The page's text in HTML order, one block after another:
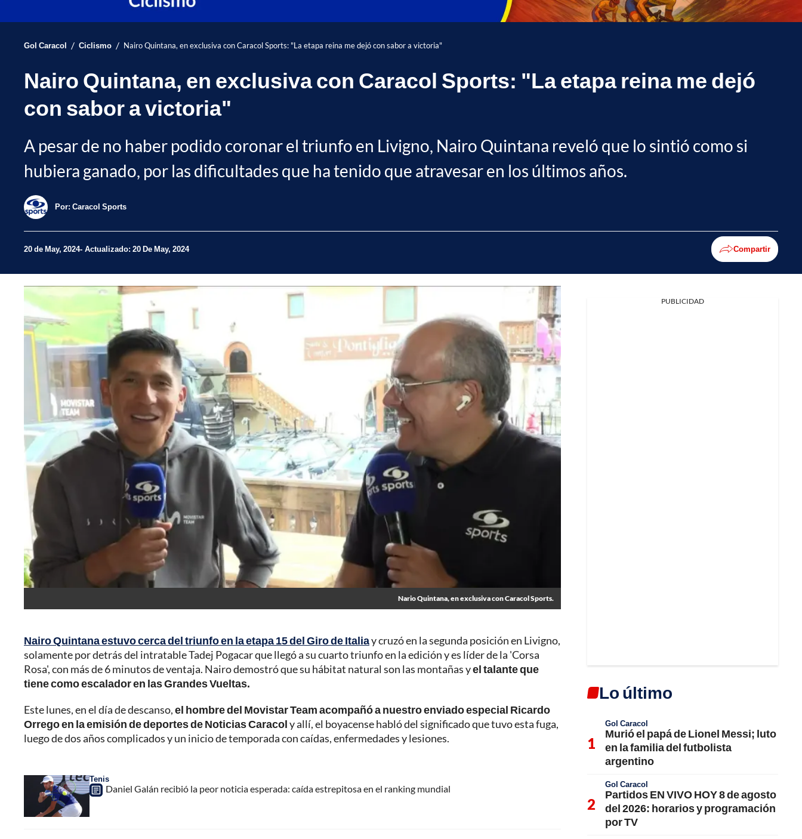
Gol Caracol / Ciclismo / Nairo Quintana, en exclusiva con Caracol Sports: "La etapa reina me dejó con sabor a victoria"
Nairo Quintana, en exclusiva con Caracol Sports: "La etapa reina me dejó
con sabor a victoria"
A pesar de no haber podido coronar el triunfo en Livigno, Nairo Quintana reveló que lo sintió como si
hubiera ganado, por las dificultades que ha tenido que atravesar en los últimos años.
Por: Caracol Sports
20 de May, 2024 Actualizado: 20 De May, 2024 Compartir
Nario Quintana, en exclusiva con Caracol Sports.
Nairo Quintana estuvo cerca del triunfo en la etapa 15 del Giro de Italiay cruzó en la segunda posición en Livigno,
solamente por detrás del intratable Tadej Pogacar que llegó a su cuarto triunfo en la edición y es líder de la 'Corsa
Rosa', con más de 6 minutos de ventaja. Nairo demostró que su hábitat natural son las montañas yel talante que
tiene como escalador en las Grandes Vueltas.
Este lunes, en el día de descanso,el hombre del Movistar Team acompañó a nuestro enviado especial Ricardo
Orrego en la emisión de deportes de Noticias Caracoly allí, el boyacense habló del significado que tuvo esta fuga,
luego de dos años complicados y un inicio de temporada con caídas, enfermedades y lesiones.
Tenis
Daniel Galán recibió la peor noticia esperada: caída estrepitosa en el ranking mundial
PUBLICIDAD
Lo último
Gol Caracol
Murió el papá de Lionel Messi; luto
en la familia del futbolista
argentino
Gol Caracol
Partidos EN VIVO HOY 8 de agosto
del 2026: horarios y programación
por TV